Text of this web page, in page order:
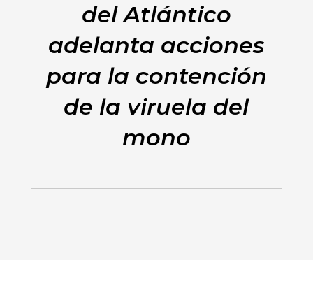
del Atlántico
adelanta acciones
para la contención
de la viruela del
mono